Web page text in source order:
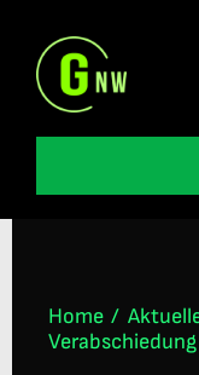
content
Home